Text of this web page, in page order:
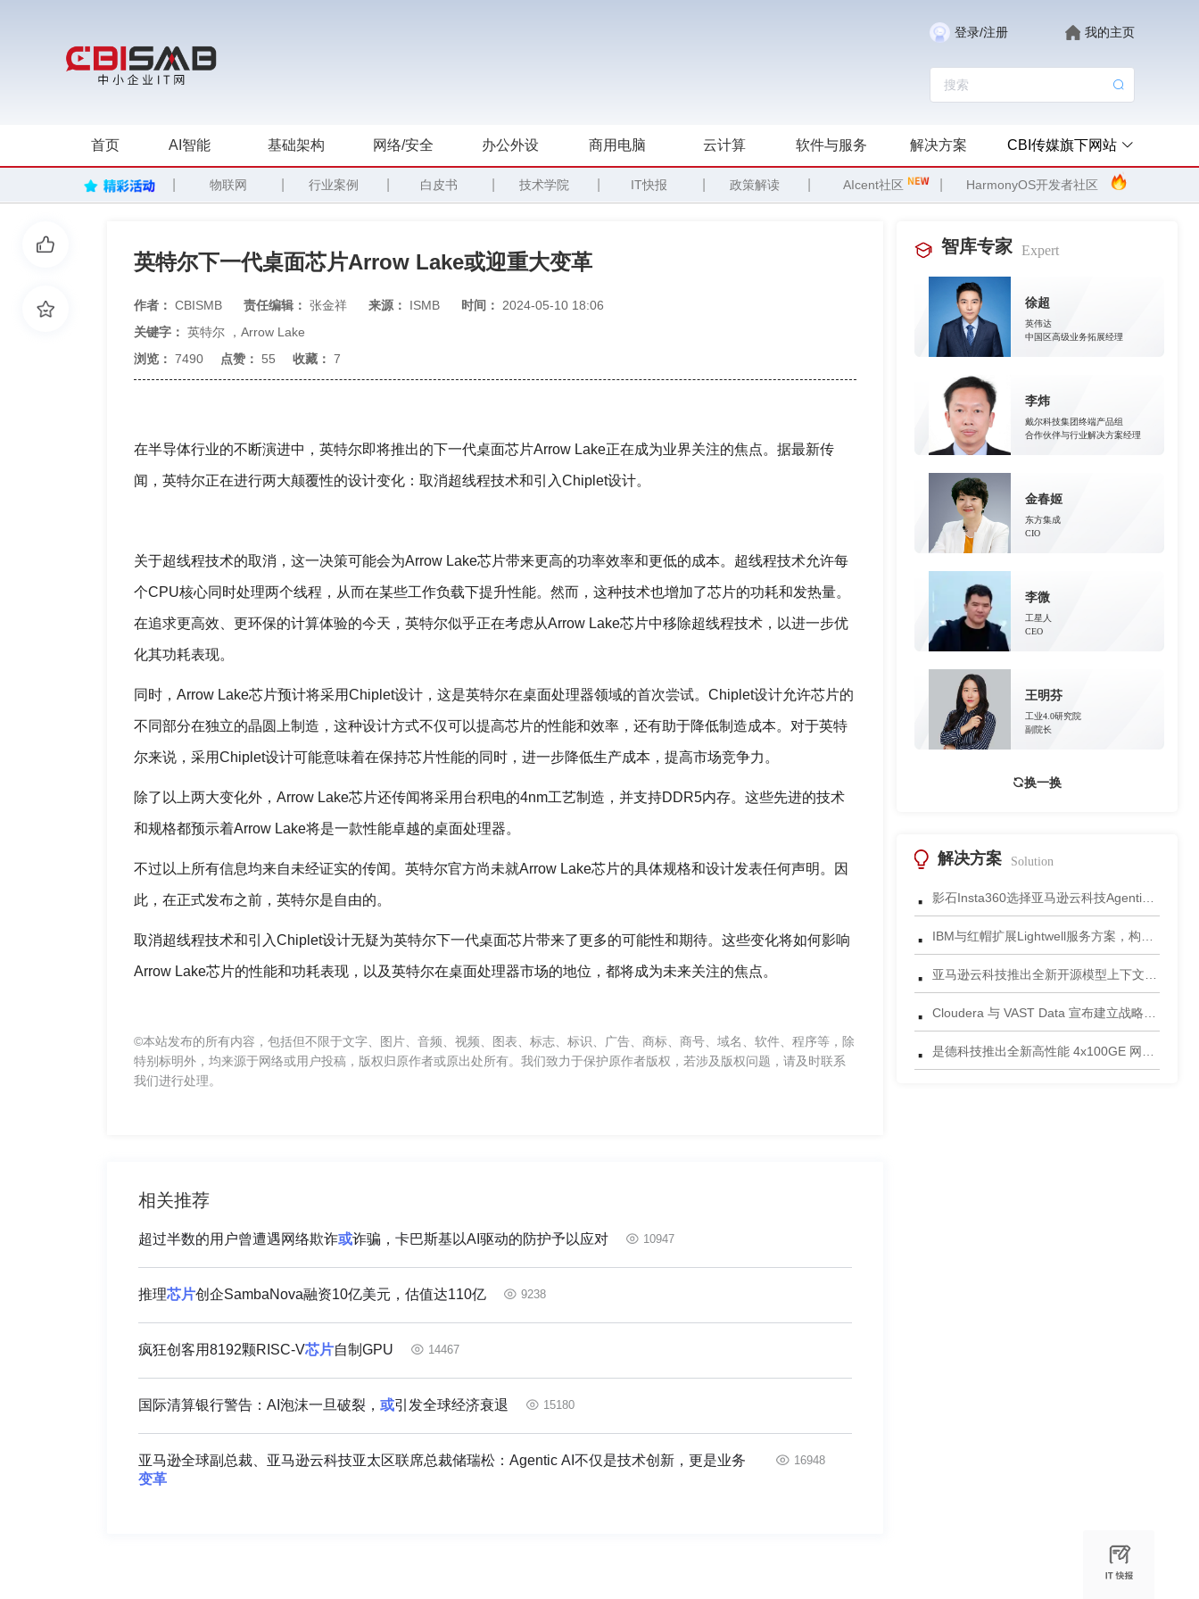
登录/注册 我的主页
首页 AI智能 基础架构 网络/安全 办公外设 商用电脑 云计算 软件与服务 解决方案 CBI传媒旗下网站
物联网 行业案例 白皮书 技术学院 IT快报 政策解读 AIcent社区 HarmonyOS开发者社区
英特尔下一代桌面芯片Arrow Lake或迎重大变革
作者： CBISMB 责任编辑： 张金祥 来源： ISMB 时间： 2024-05-10 18:06
关键字： 英特尔 ， Arrow Lake
浏览： 7490 点赞： 55 收藏： 7
在半导体行业的不断演进中，英特尔即将推出的下一代桌面芯片Arrow Lake正在成为业界关注的焦点。据最新传
闻，英特尔正在进行两大颠覆性的设计变化：取消超线程技术和引入Chiplet设计。
关于超线程技术的取消，这一决策可能会为Arrow Lake芯片带来更高的功率效率和更低的成本。超线程技术允许每
个CPU核心同时处理两个线程，从而在某些工作负载下提升性能。然而，这种技术也增加了芯片的功耗和发热量。
在追求更高效、更环保的计算体验的今天，英特尔似乎正在考虑从Arrow Lake芯片中移除超线程技术，以进一步优
化其功耗表现。
同时，Arrow Lake芯片预计将采用Chiplet设计，这是英特尔在桌面处理器领域的首次尝试。Chiplet设计允许芯片的
不同部分在独立的晶圆上制造，这种设计方式不仅可以提高芯片的性能和效率，还有助于降低制造成本。对于英特
尔来说，采用Chiplet设计可能意味着在保持芯片性能的同时，进一步降低生产成本，提高市场竞争力。
除了以上两大变化外，Arrow Lake芯片还传闻将采用台积电的4nm工艺制造，并支持DDR5内存。这些先进的技术
和规格都预示着Arrow Lake将是一款性能卓越的桌面处理器。
不过以上所有信息均来自未经证实的传闻。英特尔官方尚未就Arrow Lake芯片的具体规格和设计发表任何声明。因
此，在正式发布之前，英特尔是自由的。
取消超线程技术和引入Chiplet设计无疑为英特尔下一代桌面芯片带来了更多的可能性和期待。这些变化将如何影响
Arrow Lake芯片的性能和功耗表现，以及英特尔在桌面处理器市场的地位，都将成为未来关注的焦点。
©本站发布的所有内容，包括但不限于文字、图片、音频、视频、图表、标志、标识、广告、商标、商号、域名、软件、程序等，除
特别标明外，均来源于网络或用户投稿，版权归原作者或原出处所有。我们致力于保护原作者版权，若涉及版权问题，请及时联系
我们进行处理。
相关推荐
超过半数的用户曾遭遇网络欺诈或诈骗，卡巴斯基以AI驱动的防护予以应对 10947
推理芯片创企SambaNova融资10亿美元，估值达110亿 9238
疯狂创客用8192颗RISC-V芯片自制GPU 14467
国际清算银行警告：AI泡沫一旦破裂， 或引发全球经济衰退 15180
亚马逊全球副总裁、亚马逊云科技亚太区联席总裁储瑞松：Agentic AI不仅是技术创新，更是业务
变革
16948
智库专家 Expert
徐超
英伟达
中国区高级业务拓展经理
李炜
戴尔科技集团终端产品组
合作伙伴与行业解决方案经理
金春姬
东方集成
CIO
李微
工星人
CEO
王明芬
工业4.0研究院
副院长
换一换
解决方案 Solution
· 影石Insta360选择亚马逊云科技Agentic AI 正式发布一站式智能成片应用
·
·
·
·